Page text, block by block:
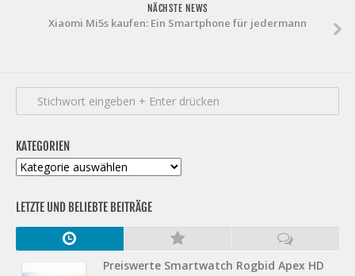
NÄCHSTE NEWS
Xiaomi Mi5s kaufen: Ein Smartphone für jedermann
KATEGORIEN
Kategorien
LETZTE UND BELIEBTE BEITRÄGE
Preiswerte Smartwatch Rogbid Apex HD